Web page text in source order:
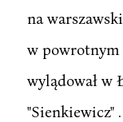
na
w powrotnym
wylądował w
"Sienkiewicz"